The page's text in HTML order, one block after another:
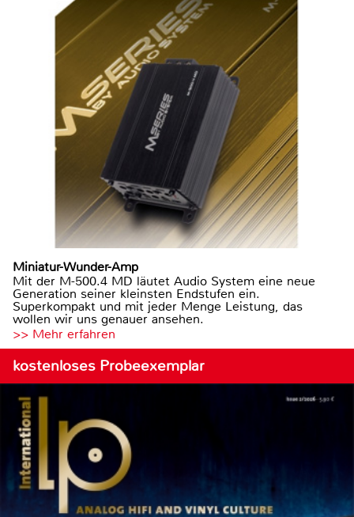
Miniatur-Wunder-Amp
Mit der M-500.4 MD läutet Audio System eine neue
Generation seiner kleinsten Endstufen ein.
Superkompakt und mit jeder Menge Leistung, das
wollen wir uns genauer ansehen.
>> Mehr erfahren
kostenloses Probeexemplar